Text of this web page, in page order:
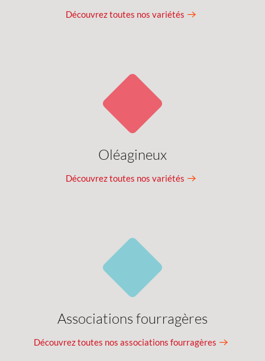
Découvrez toutes nos variétés
Oléagineux
Découvrez toutes nos variétés
Associations fourragères
Découvrez toutes nos associations fourragères